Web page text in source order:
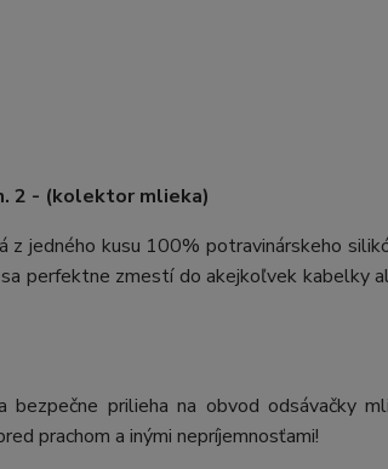
2 - (kolektor mlieka)
z jedného kusu 100% potravinárskeho
perfektne zmestí do akejkoľvek kabelky
bezpečne prilieha na obvod odsávačky
prachom a inými nepríjemnosťami!